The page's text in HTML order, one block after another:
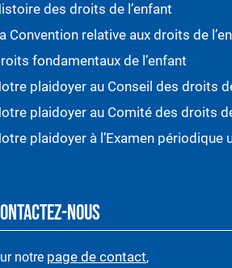
des droits de l’enfant
Convention relative aux droits de
fondamentaux de l’enfant
plaidoyer au Conseil des droits
plaidoyer au Comité des droits
plaidoyer à l’Examen périodique
NOUS
notre page de contact,